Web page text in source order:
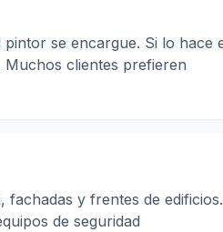
se encargue. Si lo hace
clientes prefieren
y frentes de edificios.
de seguridad